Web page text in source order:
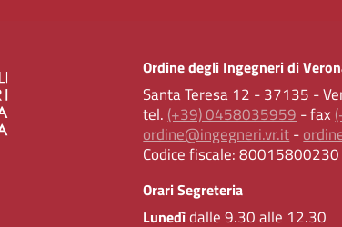
Ordine degli Ingegneri di
Santa Teresa 12 - 37135 -
tel. (+39) 0458035959 - fax
ordine@ingegneri.vr.it-
Codice fiscale:80015800230
Orari Segreteria
Lunedìdalle 9.30 alle 12.30